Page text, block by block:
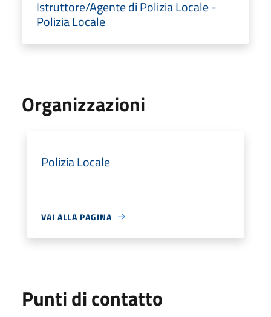
Istruttore/Agente di Polizia Locale -
Polizia Locale
Organizzazioni
Polizia Locale
VAI ALLA PAGINA
Punti di contatto